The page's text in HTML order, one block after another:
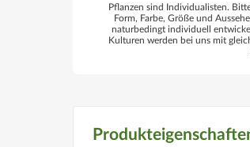
Pflanzen sind Individualisten.
Form, Farbe, Größe und
naturbedingt individuell
Kulturen werden bei uns mit